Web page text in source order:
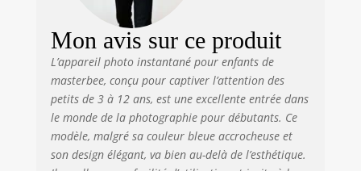
encre et sans BPA,
sans danger pour
les enfants. Les
enfants peuvent
peindre les photos
avec leurs stylos
de couleurs
préférées Appareil
Mon avis sur ce produit
L’appareil photo instantané pour enfants de
masterbee, conçu pour captiver l’attention des
petits de 3 à 12 ans, est une excellente entrée dans
le monde de la photographie pour débutants. Ce
modèle, malgré sa couleur bleue accrocheuse et
son design élégant, va bien au-delà de l’esthétique.